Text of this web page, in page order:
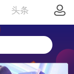
头条